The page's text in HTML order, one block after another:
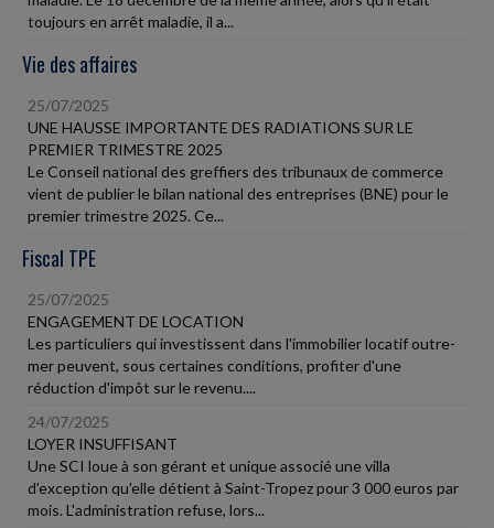
toujours en arrêt maladie, il a...
Vie des affaires
25/07/2025
UNE HAUSSE IMPORTANTE DES RADIATIONS SUR LE
PREMIER TRIMESTRE 2025
Le Conseil national des greffiers des tribunaux de commerce
vient de publier le bilan national des entreprises (BNE) pour le
premier trimestre 2025. Ce...
Fiscal TPE
25/07/2025
ENGAGEMENT DE LOCATION
Les particuliers qui investissent dans l'immobilier locatif outre-
mer peuvent, sous certaines conditions, profiter d'une
réduction d'impôt sur le revenu....
24/07/2025
LOYER INSUFFISANT
Une SCI loue à son gérant et unique associé une villa
d'exception qu'elle détient à Saint-Tropez pour 3 000 euros par
mois. L'administration refuse, lors...